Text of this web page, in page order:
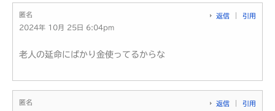
匿名
2024年 10月 25日 6:04pm
返信 引用
老人の延命にばかり金使ってるからな
匿名
返信 引用